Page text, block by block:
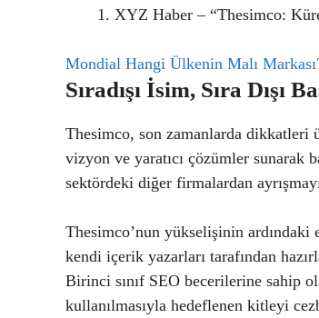
XYZ Haber – “Thesimco:
Mondial Hangi Ülkenin Malı
Sıradışı İsim, Sıra Dışı
Thesimco, son zamanlarda dikkatleri
vizyon ve yaratıcı çözümler sunarak
sektördeki diğer firmalardan
Thesimco’nun yükselişinin
kendi içerik yazarları tarafından
Birinci sınıf SEO becerilerine sahip
kullanılmasıyla hedeflenen kitleyi